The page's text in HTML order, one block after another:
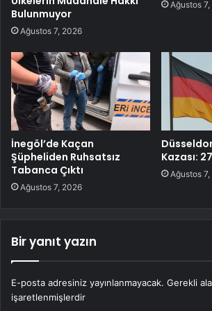
Bulunmuyor
Ağustos 7, 2026
Ağustos
İnegöl’de Kaçan
Şüpheliden Ruhsatsız
Tabanca Çıktı
Ağustos 7, 2026
Kazası:
Ağustos
Bir yanıt yazın
E-posta adresiniz yayınlanmayacak. Gerekli
işaretlenmişlerdir